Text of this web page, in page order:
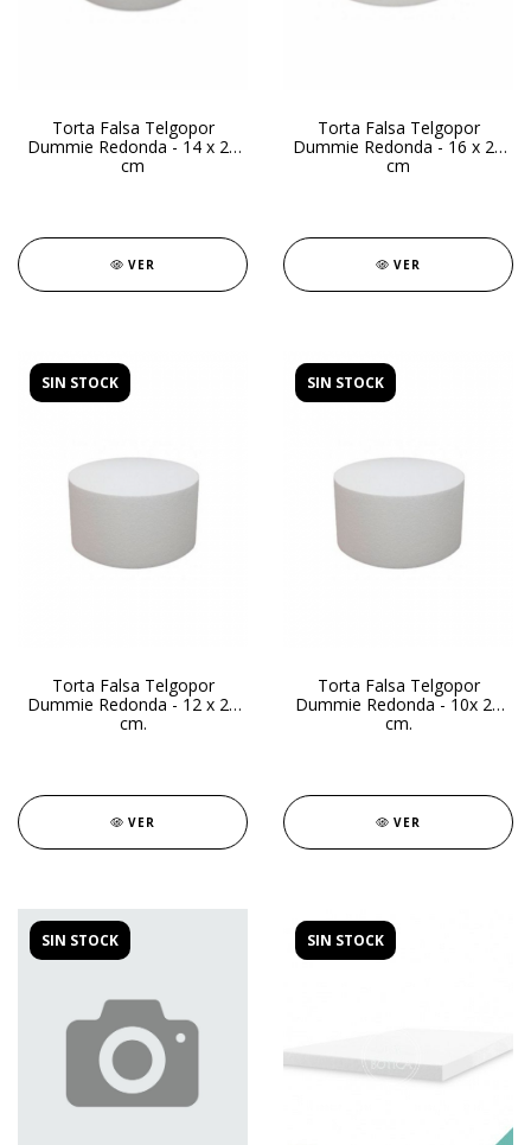
Torta Falsa Telgopor
Dummie Redonda - 14 x 20
cm
VER
Torta Falsa Telgopor
Dummie Redonda - 16 x 20
cm
VER
SIN STOCK
Torta Falsa Telgopor
Dummie Redonda - 12 x 20
cm.
VER
SIN STOCK
Torta Falsa Telgopor
Dummie Redonda - 10x 20
cm.
VER
SIN STOCK SIN STOCK